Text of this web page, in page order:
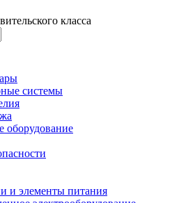
класса
системы
оборудование
и элементы питания